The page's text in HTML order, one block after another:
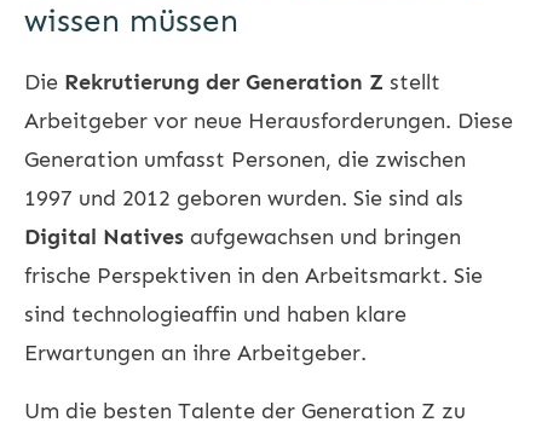
wissen müssen
Die Rekrutierung der Generation Z stellt
Arbeitgeber vor neue Herausforderungen. Diese
Generation umfasst Personen, die zwischen
1997 und 2012 geboren wurden. Sie sind als
Digital Natives aufgewachsen und bringen
frische Perspektiven in den Arbeitsmarkt. Sie
sind technologieaffin und haben klare
Erwartungen an ihre Arbeitgeber.
Um die besten Talente der Generation Z zu